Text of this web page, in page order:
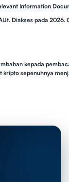
Information
Diakses pada 2026.
kepada
kripto sepenuhnya